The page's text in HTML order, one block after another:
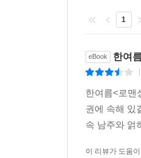
그 와중에도 몸소
1
eBook 한여
한여름<로맨
권에 속해 있
속 남주와 얽
이 리뷰가 도움